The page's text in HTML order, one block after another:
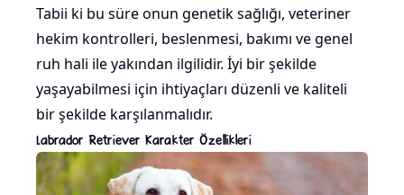
Tabii ki bu süre onun genetik sağlığı, veteriner
hekim kontrolleri, beslenmesi, bakımı ve genel
ruh hali ile yakından ilgilidir. İyi bir şekilde
yaşayabilmesi için ihtiyaçları düzenli ve kaliteli
bir şekilde karşılanmalıdır.
Labrador Retriever Karakter Özellikleri